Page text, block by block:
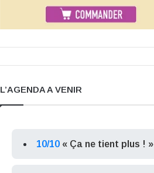
L’AGENDA A VENIR
10/10 « Ça ne tient plus ! »